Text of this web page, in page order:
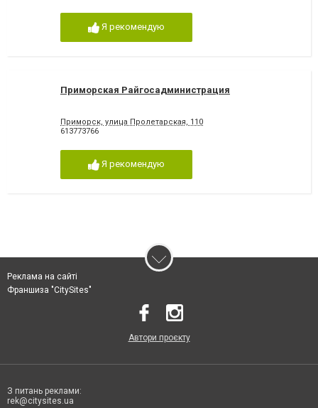
Я рекомендую
Приморская Райгосадминистрация
Приморск, улица Пролетарская, 110
613773766
Я рекомендую
Реклама на сайті
Франшиза "CitySites"
Автори проєкту
З питань реклами:
rek@citysites.ua